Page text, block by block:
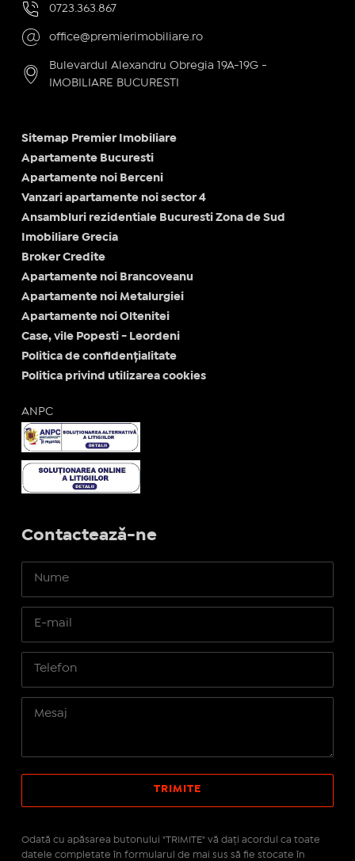
0723.363.867
office@premierimobiliare.ro
Bulevardul Alexandru Obregia 19A-19G -
IMOBILIARE BUCURESTI
Sitemap Premier Imobiliare
Apartamente Bucuresti
Apartamente noi Berceni
Vanzari apartamente noi sector 4
Ansambluri rezidentiale Bucuresti Zona de Sud
Imobiliare Grecia
Broker Credite
Apartamente noi Brancoveanu
Apartamente noi Metalurgiei
Apartamente noi Oltenitei
Case, vile Popesti - Leordeni
Politica de confidențialitate
Politica privind utilizarea cookies
ANPC
Contactează-ne
Odată cu apăsarea butonului "TRIMITE" vă daţi acordul ca toate
datele completate în formularul de mai sus să fie stocate în